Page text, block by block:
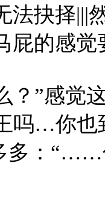
抉择|||
屁的感
？”感觉
吗…你也
多：